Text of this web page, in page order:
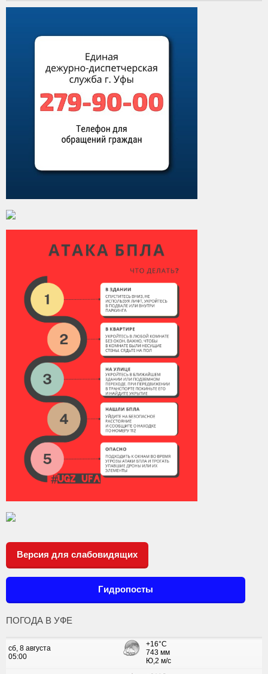
Версия для слабовидящих
Гидропосты
ПОГОДА В УФЕ